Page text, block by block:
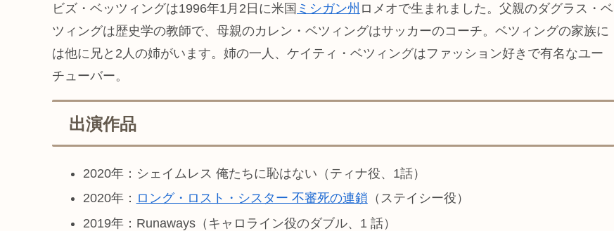
ビズ・ベッツィングは1996年1月2日に米国 ミシガン州 ロメオで生まれました。父親のダグラス・ベ
ツィングは歴史学の教師で、母親のカレン・ベツィングはサッカーのコーチ。ベツィングの家族に
は他に兄と2人の姉がいます。姉の一人、ケイティ・ベツィングはファッション好きで有名なユー
チューバー。
出演作品
2020年：シェイムレス 俺たちに恥はない（ティナ役、1話）
2020年： ロング・ロスト・シスター 不審死の連鎖 （ステイシー役）
2019年：Runaways（キャロライン役のダブル、1 話）